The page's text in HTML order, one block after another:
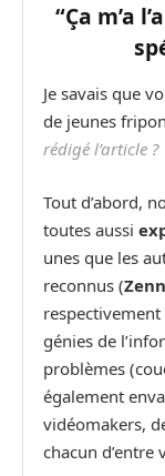
“Ça m’a
Je savais que
de jeunes
rédigé l’article ?
Tout d’abord,
toutes aussi
unes que les
reconnus (
respectivement
génies de
problèmes
également
vidéomakers,
chacun d’entre